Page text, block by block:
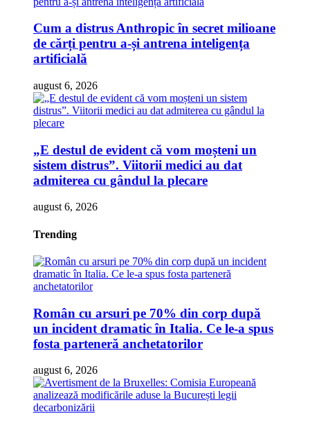
Cum a distrus Anthropic în secret milioane
de cărți pentru a-și antrena inteligența
artificială
august 6, 2026
„E destul de evident că vom moșteni un
sistem distrus”. Viitorii medici au dat
admiterea cu gândul la plecare
august 6, 2026
Trending
Român cu arsuri pe 70% din corp după
un incident dramatic în Italia. Ce le-a spus
fosta parteneră anchetatorilor
august 6, 2026